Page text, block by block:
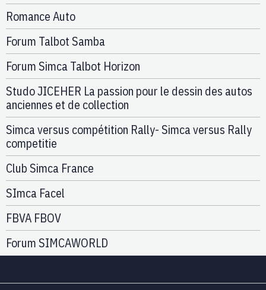
Romance Auto
Forum Talbot Samba
Forum Simca Talbot Horizon
Studo JICEHER La passion pour le dessin des autos
anciennes et de collection
Simca versus compétition Rally- Simca versus Rally
competitie
Club Simca France
SImca Facel
FBVA FBOV
Forum SIMCAWORLD